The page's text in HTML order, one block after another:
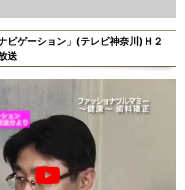
ビゲーション」(テレビ神奈川)Ｈ２
送